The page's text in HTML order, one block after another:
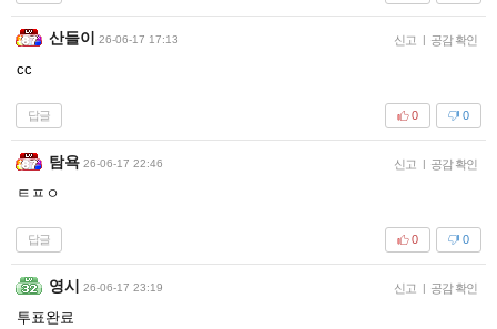
산들이 26-06-17 17:13 신고 | 공감 확인
cc
답글 0
0
탐욕 26-06-17 22:46 신고 | 공감 확인
ㅌㅍㅇ
답글 0
0
영시 26-06-17 23:19 신고 | 공감 확인
투표완료